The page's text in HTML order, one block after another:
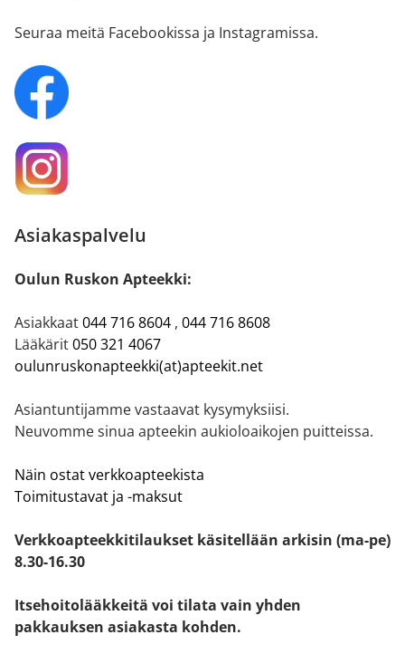
Seuraa meitä Facebookissa ja Instagramissa.
Asiakaspalvelu
Oulun Ruskon Apteekki:
Asiakkaat044 716 8604 , 044 716 8608
Lääkärit050 321 4067
oulunruskonapteekki(at)apteekit.net
Asiantuntijamme vastaavat kysymyksiisi.
Neuvomme sinua apteekin aukioloaikojen puitteissa.
Näin ostat verkkoapteekista
Toimitustavat ja -maksut
Verkkoapteekkitilaukset käsitellään arkisin (ma-pe)
8.30-16.30
Itsehoitolääkkeitä voi tilata vain yhden
pakkauksen asiakasta kohden.